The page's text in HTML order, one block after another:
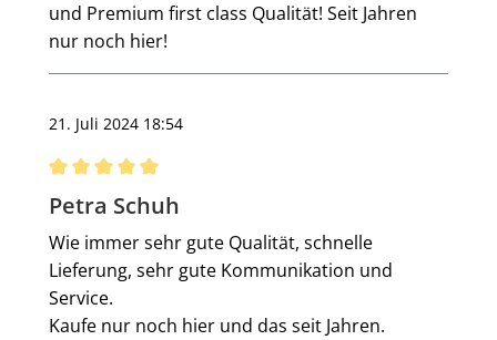
und Premium first class Qualität! Seit Jahren
nur noch hier!
21. Juli 2024 18:54
Bewertung mit 5 von 5 Sternen
Petra Schuh
Wie immer sehr gute Qualität, schnelle
Lieferung, sehr gute Kommunikation und
Service.
Kaufe nur noch hier und das seit Jahren.